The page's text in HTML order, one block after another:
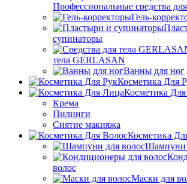
Профессиональные средства
Гель-
супинаторы
тела GERLASAN
Ванны для ног
Косметика Для
Косметика
Крема
Пилинги
Снятие макияжа
Косметика
Шампуни
волос
Маски для